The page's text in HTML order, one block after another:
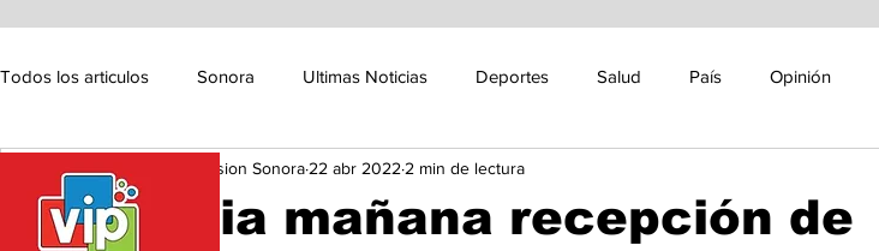
Todos los articulos Sonora Ultimas Noticias Deportes Salud País Opinión
Seguridad Educación y Cultura San Luis Río Colorado
Inicia mañana recepción de
Expresion Sonora 22 abr 2022 2 min de lectura